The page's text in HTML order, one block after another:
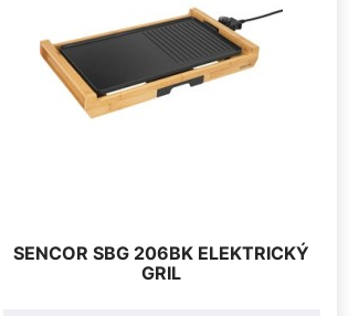
SENCOR SBG 206BK ELEKTRICKÝ
GRIL